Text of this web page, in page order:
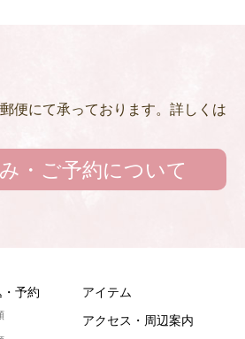
便にて承っております。詳しくは
・ご予約について
予約
アイテム
アクセス・周辺案内